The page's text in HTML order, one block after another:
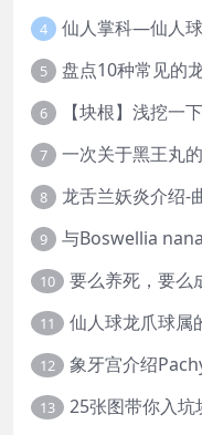
4 仙人掌科—仙人
5 盘点10种常见的
6
7 一次关于黑王丸
8 龙舌兰妖炎介绍-
9 与Boswellia
10 要么养死，要么
11 仙人球龙爪球属
12 象牙宫介绍
13 25张图带你入